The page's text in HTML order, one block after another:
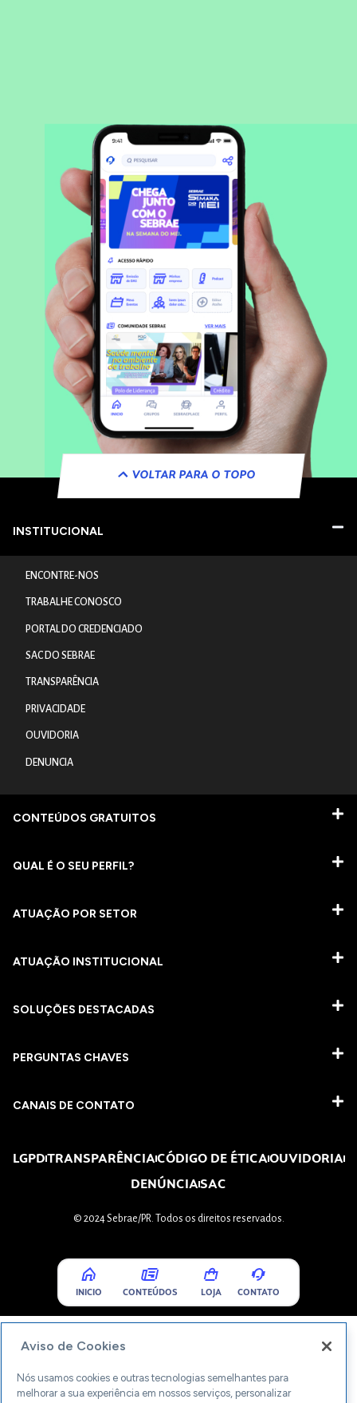
VOLTAR PARA O TOPO
INSTITUCIONAL
ENCONTRE-NOS
TRABALHE CONOSCO
PORTAL DO CREDENCIADO
SAC DO SEBRAE
TRANSPARÊNCIA
PRIVACIDADE
OUVIDORIA
DENUNCIA
CONTEÚDOS GRATUITOS
QUAL É O SEU PERFIL?
ATUAÇÃO POR SETOR
ATUAÇÃO INSTITUCIONAL
SOLUÇÕES DESTACADAS
PERGUNTAS CHAVES​
CANAIS DE CONTATO
LGPDTRANSPARÊNCIACÓDIGO DE ÉTICAOUVIDORIA
DENÚNCIASAC
© 2024 Sebrae/PR. Todos os direitos reservados.
INICIO CONTEÚDOS LOJA CONTATO
Aviso de Cookies
Nós usamos cookies e outras tecnologias semelhantes para
melhorar a sua experiência em nossos serviços, personalizar